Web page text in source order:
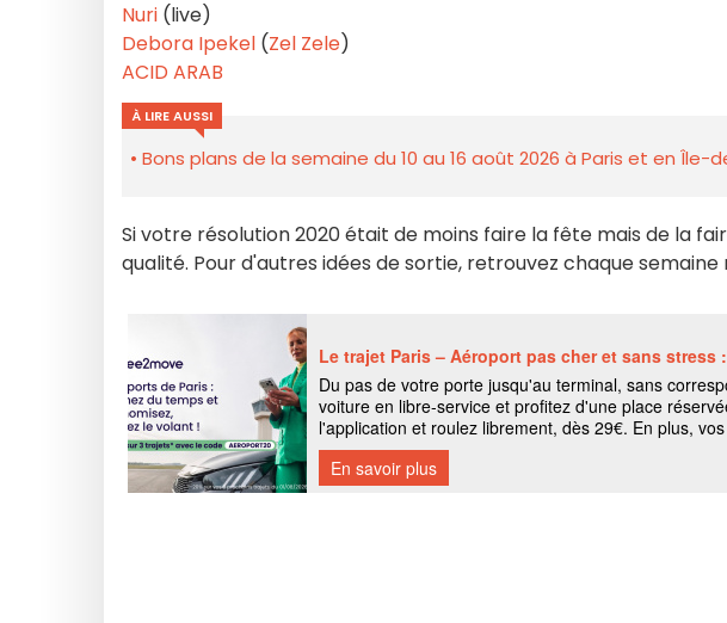
Nuri (live)
Debora Ipekel (Zel Zele)
ACID ARAB
À LIRE AUSSI
Bons plans de la semaine du 10 au 16 août 2026 à Paris et en Île-
Si votre résolution 2020 était de moins faire la fête mais de la
qualité. Pour d'autres idées de sortie, retrouvez chaque semaine